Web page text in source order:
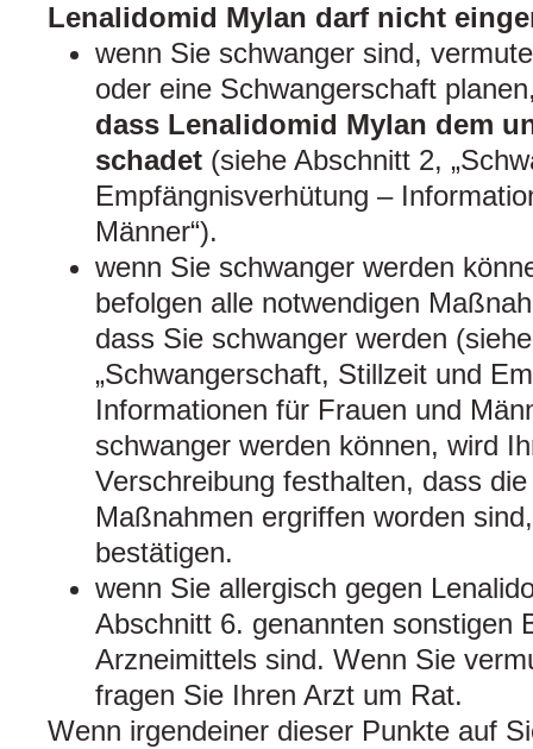
Lenalidomid Mylan darf nicht
wenn Sie schwanger sind,
oder eine Schwangerschaft
dass Lenalidomid Mylan dem
schadet (siehe Abschnitt 2,
Empfängnisverhütung –
Männer“).
wenn Sie schwanger werden
befolgen alle notwendigen
dass Sie schwanger werden
„Schwangerschaft, Stillzeit und
Informationen für Frauen und
schwanger werden können, wird
Verschreibung festhalten, dass
Maßnahmen ergriffen worden
bestätigen.
wenn Sie allergisch gegen
Abschnitt 6. genannten sonstigen
Arzneimittels sind. Wenn Sie
fragen Sie Ihren Arzt um Rat.
Wenn irgendeiner dieser Punkte auf